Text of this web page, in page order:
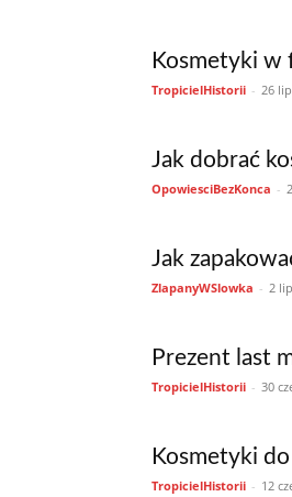
Kosmetyki w
TropicielHistorii - 26
Jak dobrać
OpowiesciBezKonca -
Jak
ZlapanyWSlowka - 2
Prezent last
TropicielHistorii - 30
Kosmetyki
TropicielHistorii - 12